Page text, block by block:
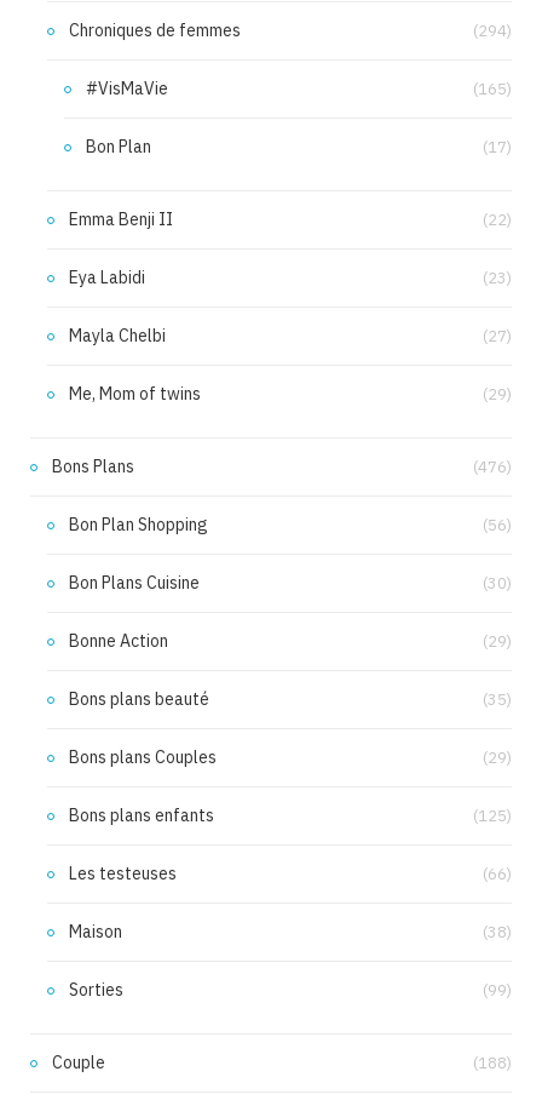
Chroniques de femmes (294)
#VisMaVie (165)
Bon Plan (17)
Emma Benji II (22)
Eya Labidi (23)
Mayla Chelbi (27)
Me, Mom of twins (29)
Bons Plans (476)
Bon Plan Shopping (56)
Bon Plans Cuisine (30)
Bonne Action (29)
Bons plans beauté (35)
Bons plans Couples (29)
Bons plans enfants (125)
Les testeuses (66)
Maison (38)
Sorties (99)
Couple (188)